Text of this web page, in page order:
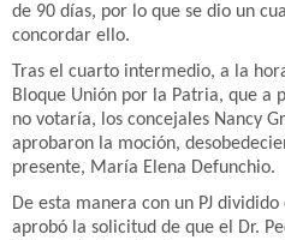
de 90 días, por lo que se dio un
concordar ello.
Tras el cuarto intermedio, a la
Bloque Unión por la Patria, que a
no votaría, los concejales Nancy
aprobaron la moción,
presente, María Elena Defunchio.
De esta manera con un PJ
aprobó la solicitud de que el Dr.